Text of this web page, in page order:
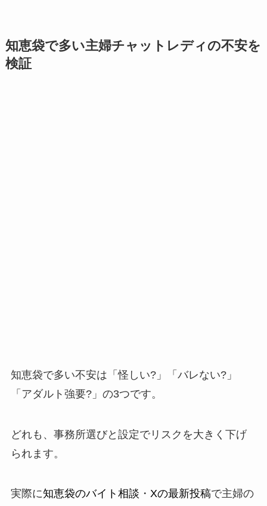
知恵袋で多い主婦チャットレディの不安を
検証
知恵袋で多い不安は「怪しい?」「バレない?」
「アダルト強要?」の3つです。
どれも、事務所選びと設定でリスクを大きく下げ
られます。
実際に知恵袋のバイト相談 ・ Xの最新投稿で主婦の